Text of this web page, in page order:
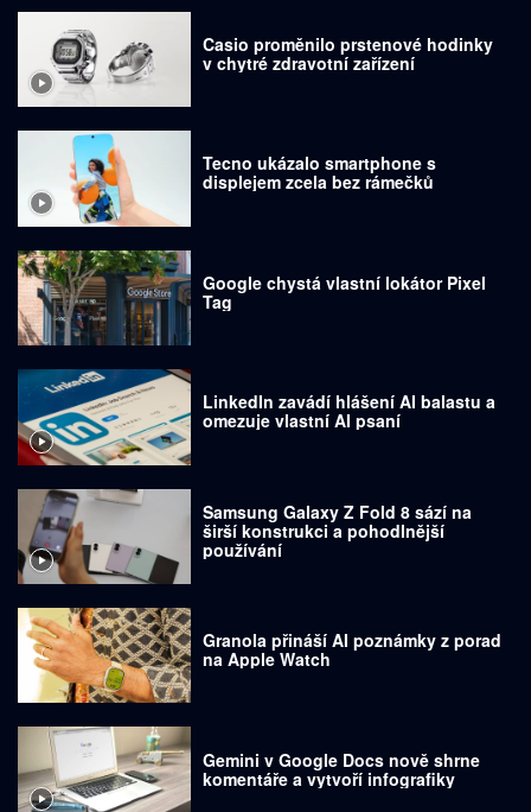
Casio proměnilo prstenové hodinky
v chytré zdravotní zařízení
Tecno ukázalo smartphone s
displejem zcela bez rámečků
Google chystá vlastní lokátor Pixel
Tag
LinkedIn zavádí hlášení AI balastu a
omezuje vlastní AI psaní
Samsung Galaxy Z Fold 8 sází na
širší konstrukci a pohodlnější
používání
Granola přináší AI poznámky z porad
na Apple Watch
Gemini v Google Docs nově shrne
komentáře a vytvoří infografiky